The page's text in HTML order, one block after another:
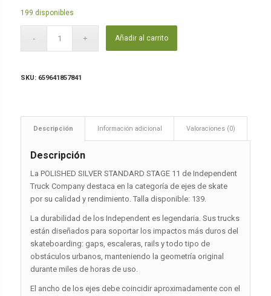
199 disponibles
Añadir al carrito
SKU: 659641857841
Descripción Información adicional Valoraciones (0)
Descripción
La POLISHED SILVER STANDARD STAGE 11 de Independent
Truck Company destaca en la categoría de ejes de skate
por su calidad y rendimiento. Talla disponible: 139.
La durabilidad de los Independent es legendaria. Sus trucks
están diseñados para soportar los impactos más duros del
skateboarding: gaps, escaleras, rails y todo tipo de
obstáculos urbanos, manteniendo la geometría original
durante miles de horas de uso.
El ancho de los ejes debe coincidir aproximadamente con el